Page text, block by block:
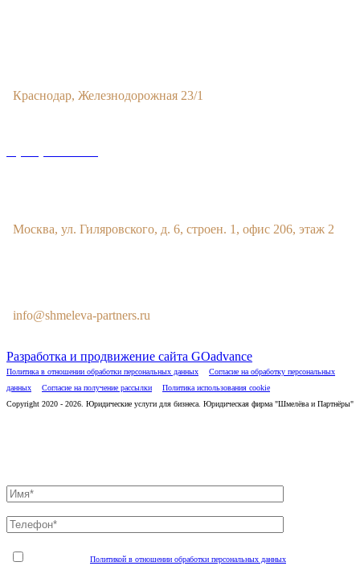
Краснодар, Железнодорожная 23/1
Москва, ул. Гиляровского, д. 6, строен. 1, офис 206, этаж 2
info@shmeleva-partners.ru
Разработка и продвижение сайта GOadvance
Политика в отношении обработки персональных данных
Согласие на обработку персональных
данных
Согласие на получение рассылки
Политика использования cookie
Copyright 2020 - 2026. Юридические услуги для бизнеса. Юридическая фирма "Шмелёва и Партнёры"
Политикой в отношении обработки персональных данных